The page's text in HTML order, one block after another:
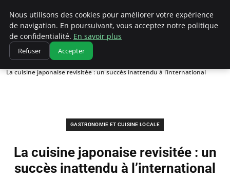
Correze Co
Accueil
Gastronomie et cuisine locale
La cuisine japonaise revisitée : un succès inattendu à l’international
GASTRONOMIE ET CUISINE LOCALE
La cuisine japonaise revisitée : un
succès inattendu à l’international
Nous utilisons des cookies pour améliorer votre expérience
de navigation. En poursuivant, vous acceptez notre politique
de confidentialité. En savoir plus
Refuser Accepter